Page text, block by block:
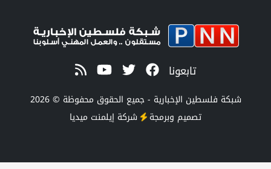
الإخبارية - جميع الحقوق محفوظة © 2026
شركةإيلمنت ميديا